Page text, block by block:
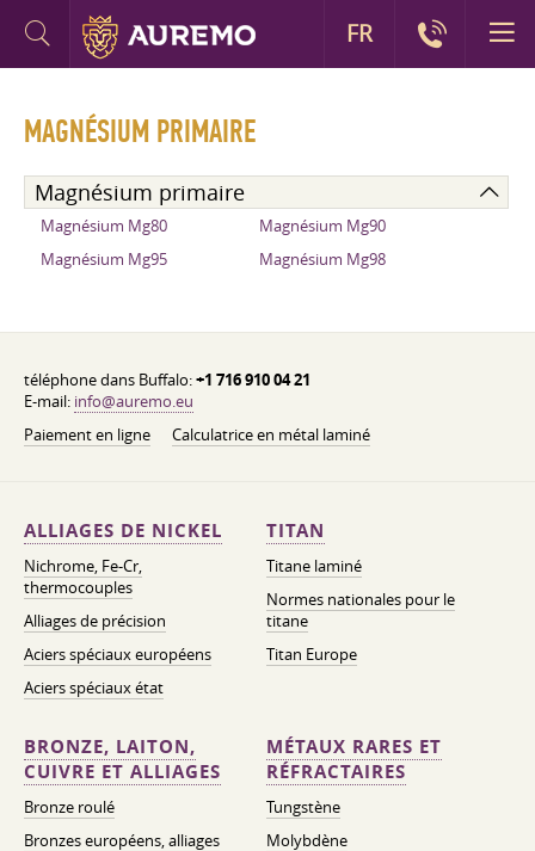
MAGNÉSIUM PRIMAIRE
Magnésium primaire
Magnésium Mg80
Magnésium Mg90
Magnésium Mg95
Magnésium Mg98
téléphone dans Buffalo:+1 716 910 04 21
E-mail: info@auremo.eu
Paiement en ligne
Calculatrice en métal laminé
ALLIAGES DE NICKEL
Nichrome, Fe-Cr,
thermocouples
Alliages de précision
Aciers spéciaux européens
Aciers spéciaux état
TITAN
Titane laminé
Normes nationales pour le
titane
Titan Europe
BRONZE, LAITON,
CUIVRE ET ALLIAGES
Bronze roulé
Bronzes européens, alliages
MÉTAUX RARES ET
RÉFRACTAIRES
Tungstène
Molybdène
FR